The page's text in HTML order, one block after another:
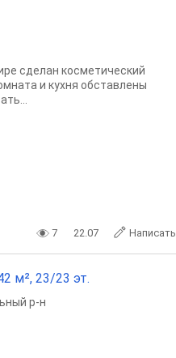
сделан косметический
и кухня обставлены
7 22.07 Написать
м², 23/23 эт.
р-н